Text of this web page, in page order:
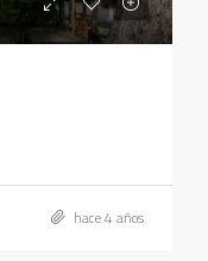
hace 4 años